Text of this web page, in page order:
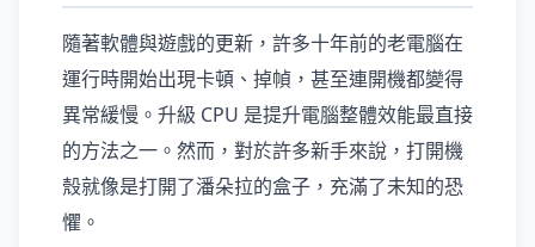
隨著軟體與遊戲的更新，許多十年前的老電腦在
運行時開始出現卡頓、掉幀，甚至連開機都變得
異常緩慢。升級 CPU 是提升電腦整體效能最直接
的方法之一。然而，對於許多新手來說，打開機
殼就像是打開了潘朵拉的盒子，充滿了未知的恐
懼。